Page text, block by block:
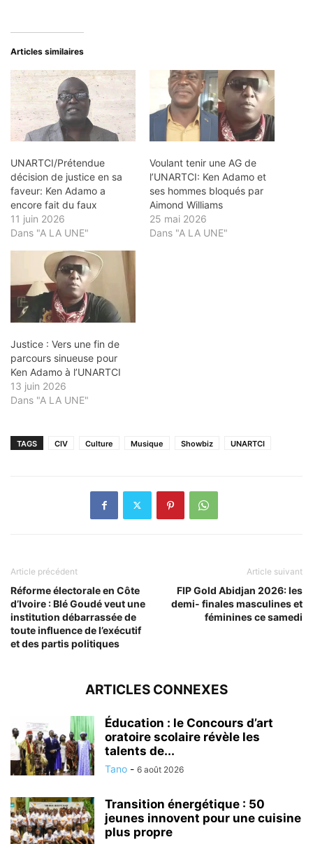
Articles similaires
UNARTCI/Prétendue
décision de justice en sa
faveur: Ken Adamo a
encore fait du faux
11 juin 2026
Dans "A LA UNE"
Voulant tenir une AG de
l’UNARTCI: Ken Adamo et
ses hommes bloqués par
Aimond Williams
25 mai 2026
Dans "A LA UNE"
Justice : Vers une fin de
parcours sinueuse pour
Ken Adamo à l’UNARTCI
13 juin 2026
Dans "A LA UNE"
TAGS CIV Culture Musique Showbiz UNARTCI
Article précédent
Réforme électorale en Côte
d’Ivoire : Blé Goudé veut une
institution débarrassée de
toute influence de l’exécutif
et des partis politiques
Article suivant
FIP Gold Abidjan 2026: les
demi- finales masculines et
féminines ce samedi
ARTICLES CONNEXES
Éducation : le Concours d’art
oratoire scolaire révèle les
talents de...
Tano - 6 août 2026
Transition énergétique : 50
jeunes innovent pour une cuisine
plus propre